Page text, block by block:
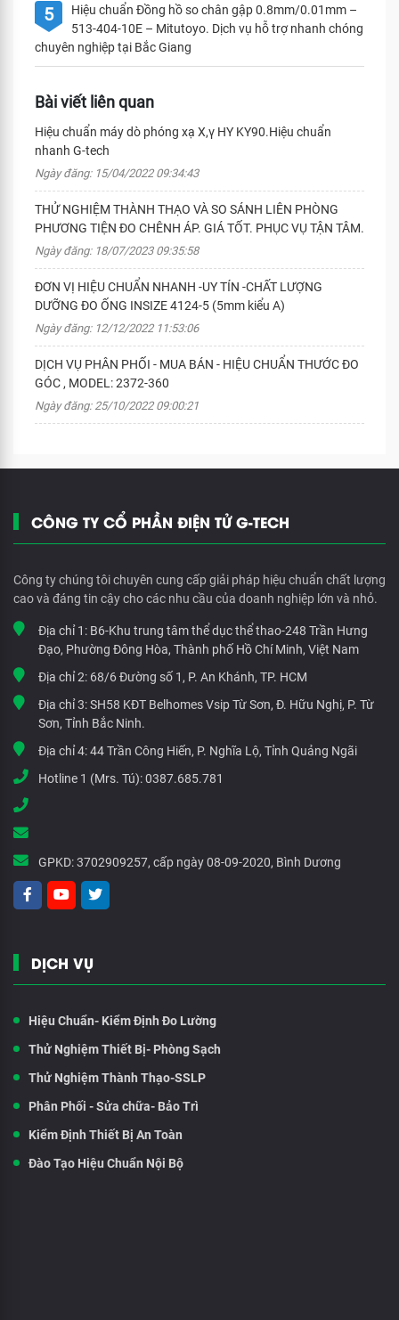
5
Hiệu chuẩn Đồng hồ so chân gập 0.8mm/0.01mm –
513-404-10E – Mitutoyo. Dịch vụ hỗ trợ nhanh chóng
chuyên nghiệp tại Bắc Giang
Bài viết liên quan
Hiệu chuẩn máy dò phóng xạ X,γ HY KY90.Hiệu chuẩn
nhanh G-tech
Ngày đăng: 15/04/2022 09:34:43
THỬ NGHIỆM THÀNH THẠO VÀ SO SÁNH LIÊN PHÒNG
PHƯƠNG TIỆN ĐO CHÊNH ÁP. GIÁ TỐT. PHỤC VỤ TẬN TÂM.
Ngày đăng: 18/07/2023 09:35:58
ĐƠN VỊ HIỆU CHUẨN NHANH -UY TÍN -CHẤT LƯỢNG
DƯỠNG ĐO ỐNG INSIZE 4124-5 (5mm kiểu A)
Ngày đăng: 12/12/2022 11:53:06
DỊCH VỤ PHÂN PHỐI - MUA BÁN - HIỆU CHUẨN THƯỚC ĐO
GÓC , MODEL: 2372-360
Ngày đăng: 25/10/2022 09:00:21
CÔNG TY CỔ PHẦN ĐIỆN TỬ G-TECH
Công ty chúng tôi chuyên cung cấp giải pháp hiệu chuẩn chất lượng
cao và đáng tin cậy cho các nhu cầu của doanh nghiệp lớn và nhỏ.
Địa chỉ 1: B6-Khu trung tâm thể dục thể thao-248 Trần Hưng
Đạo, Phường Đông Hòa, Thành phố Hồ Chí Minh, Việt Nam
Địa chỉ 2: 68/6 Đường số 1, P. An Khánh, TP. HCM
Địa chỉ 3:SH58 KĐT Belhomes Vsip Từ Sơn, Đ. Hữu Nghị, P. Từ
Sơn, Tỉnh Bắc Ninh.
Địa chỉ 4:44 Trần Công Hiến, P. Nghĩa Lộ, Tỉnh Quảng Ngãi
Hotline 1 (Mrs. Tú):0387.685.781
GPKD:3702909257, cấp ngày 08-09-2020, Bình Dương
DỊCH VỤ
Hiệu Chuẩn- Kiểm Định Đo Lường
Thử Nghiệm Thiết Bị- Phòng Sạch
Thử Nghiệm Thành Thạo-SSLP
Phân Phối - Sửa chữa- Bảo Trì
Kiểm Định Thiết Bị An Toàn
Đào Tạo Hiệu Chuẩn Nội Bộ